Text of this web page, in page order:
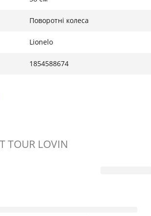
Поворотні колеса
Lionelo
1854588674
TOUR LOVIN